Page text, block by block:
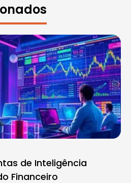
de Inteligência
Financeiro